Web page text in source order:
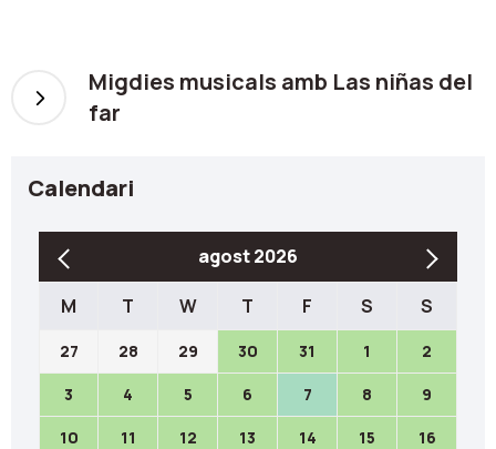
Migdies musicals amb Las niñas del
far
Calendari
agost 2026
M T W T F S S
27 28 29 30 31 1 2
3 4 5 6 7 8 9
10 11 12 13 14 15 16